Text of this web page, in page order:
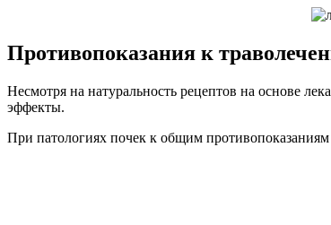
Противопоказания к
Несмотря на натуральность рецептов на основе
эффекты.
При патологиях почек к общим противопоказаниям